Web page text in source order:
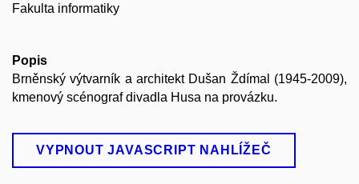
Fakulta informatiky
Popis
Brněnský výtvarník a architekt Dušan Ždímal (1945-2009),
kmenový scénograf divadla Husa na provázku.
VYPNOUT JAVASCRIPT NAHLÍŽEČ